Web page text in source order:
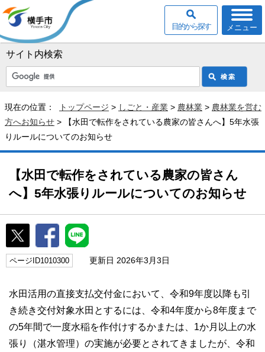
サイト内検索
メニュー
目的から探す
現在の位置： トップページ > しごと・産業 > 農林業 > 農林業を営む
方へお知らせ > 【水田で転作をされている農家の皆さんへ】5年水張
りルールについてのお知らせ
【水田で転作をされている農家の皆さん
へ】5年水張りルールについてのお知らせ
ページID1010300 更新日 2026年3月3日
水田活用の直接支払交付金において、令和9年度以降も引
き続き交付対象水田とするには、令和4年度から8年度まで
の5年間で一度水稲を作付けするかまたは、1か月以上の水
張り（湛水管理）の実施が必要とされてきましたが、令和